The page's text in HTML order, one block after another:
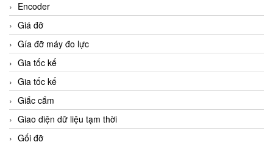
Encoder
Giá đỡ
Gía đỡ máy đo lực
Gia tốc kế
Gia tốc kế
Giắc cắm
Giao diện dữ liệu tạm thời
Gối đỡ